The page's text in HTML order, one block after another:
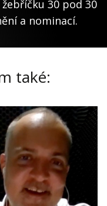
30 pod 30
a nominací.
také: